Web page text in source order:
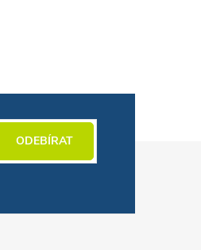
ODEBÍRAT